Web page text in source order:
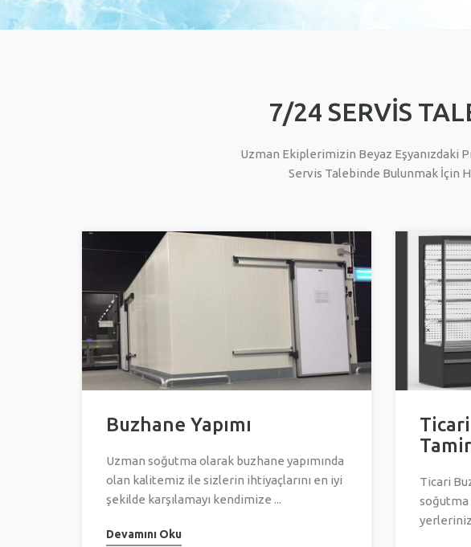
7/24 SERVİS
Uzman Ekiplerimizin Beyaz Eşyanızdaki
Servis Talebinde Bulunmak İçin
Buzhane Yapımı
Uzman soğutma olarak buzhane yapımında
olan kalitemiz ile sizlerin ihtiyaçlarını en iyi
şekilde karşılamayı kendimize ...
Devamını Oku
Ticari
soğutma